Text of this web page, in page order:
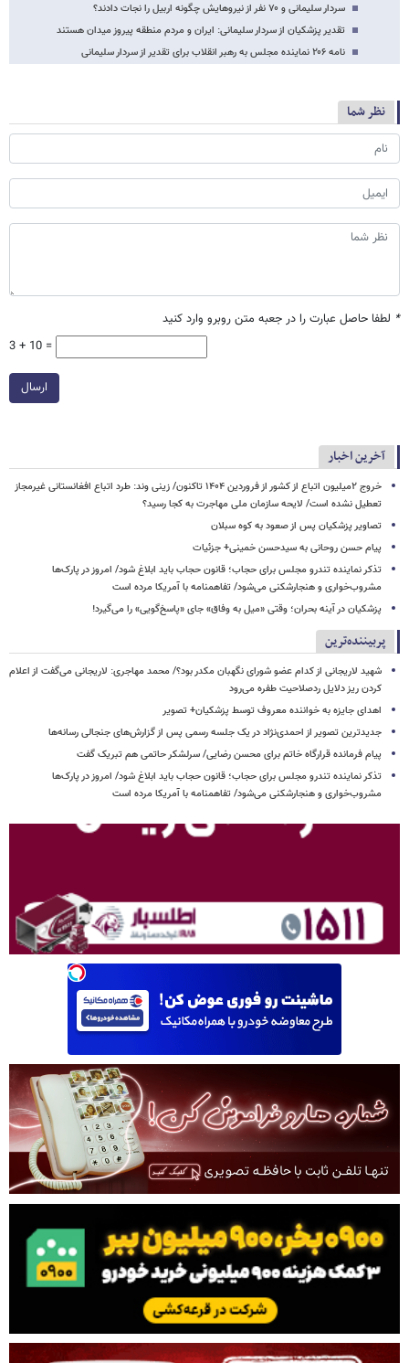
سردار سلیمانی و ۷۰ نفر از نیروهایش چگونه اربیل را نجات دادند؟
تقدیر پزشکیان از سردار سلیمانی: ایران و مردم منطقه پیروز میدان هستند
نامه ۲۰۶ نماینده مجلس به رهبر انقلاب برای تقدیر از سردار سلیمانی
نظر شما
* لطفا حاصل عبارت را در جعبه متن روبرو وارد کنید
3 + 10 =
ارسال
آخرین اخبار
خروج ۲میلیون اتباع از کشور از فروردین ۱۴۰۴ تاکنون/ زینی وند: طرد اتباع افغانستانی غیرمجاز
تعطیل نشده است/ لایحه سازمان ملی مهاجرت به کجا رسید؟
تصاویر پزشکیان پس از صعود به کوه سبلان
پیام حسن روحانی به سیدحسن خمینی+ جزئیات
تذکر نماینده تندرو مجلس برای حجاب؛ قانون حجاب باید ابلاغ شود/ امروز در پارک‌ها
مشروب‌خواری و هنجارشکنی می‌شود/ تفاهمنامه با آمریکا مرده است
پزشکیان در آینه بحران؛ وقتی «میل به وفاق» جای «پاسخ‌گویی» را می‌گیرد!
پربیننده‌ترین
شهید لاریجانی از کدام عضو شورای نگهبان مکدر بود؟/ محمد مهاجری: لاریجانی می‌گفت از اعلام
کردن ریز دلایل ردصلاحیت طفره می‌رود
اهدای جایزه به خواننده معروف توسط پزشکیان+ تصویر
جدیدترین تصویر از احمدی‌نژاد در یک جلسه رسمی پس از گزارش‌های جنجالی رسانه‌ها
پیام فرمانده قرارگاه خاتم برای محسن رضایی/ سرلشکر حاتمی هم تبریک گفت
تذکر نماینده تندرو مجلس برای حجاب؛ قانون حجاب باید ابلاغ شود/ امروز در پارک‌ها
مشروب‌خواری و هنجارشکنی می‌شود/ تفاهمنامه با آمریکا مرده است